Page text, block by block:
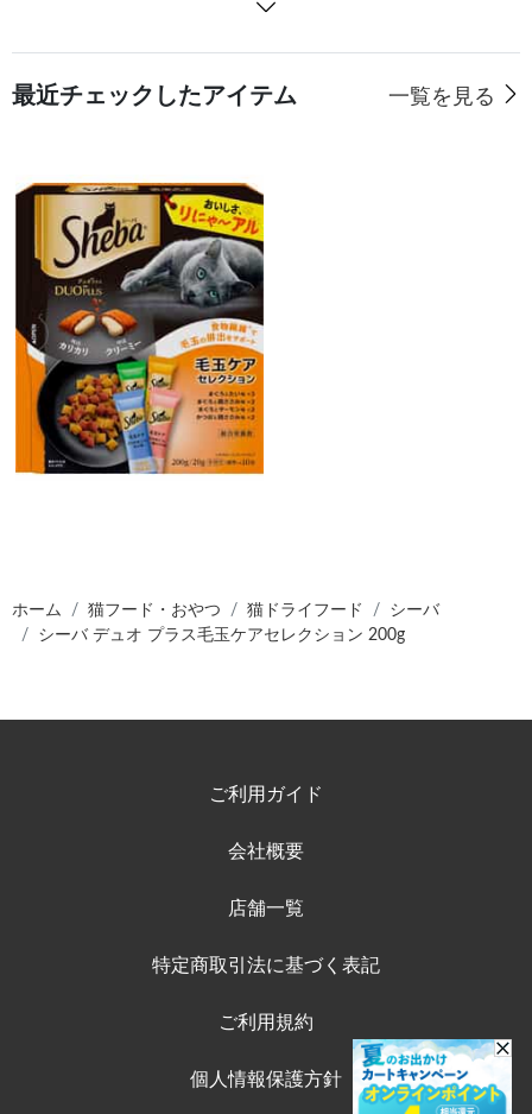
最近チェックしたアイテム 一覧を見る
ホーム 猫フード・おやつ 猫ドライフード
シーバ
シーバ デュオ プラス毛玉ケアセレクション 200g
ご利用ガイド
会社概要
店舗一覧
特定商取引法に基づく表記
ご利用規約
個人情報保護方針